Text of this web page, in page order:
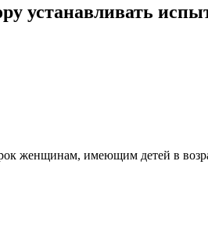
устанавливать
женщинам, имеющим детей в